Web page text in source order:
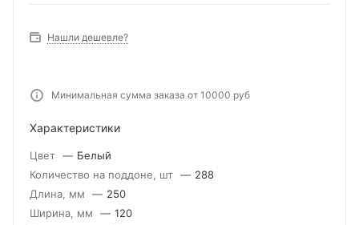
Нашли дешевле?
Минимальная сумма заказа от 10000 руб
Характеристики
Цвет — Белый
Количество на поддоне, шт — 288
Длина, мм
— 250
Ширина, мм
— 120